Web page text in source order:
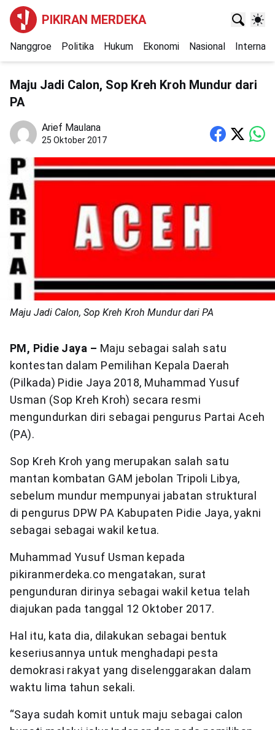
PIKIRAN MERDEKA
Nanggroe Politika Hukum Ekonomi Nasional
Maju Jadi Calon, Sop Kreh Kroh Mundur dari
PA
Arief Maulana
25 Oktober 2017
Maju Jadi Calon, Sop Kreh Kroh Mundur dari PA
PM, Pidie Jaya – Maju sebagai salah satu
kontestan dalam Pemilihan Kepala Daerah
(Pilkada) Pidie Jaya 2018, Muhammad Yusuf
Usman (Sop Kreh Kroh) secara resmi
mengundurkan diri sebagai pengurus Partai Aceh
(PA).
Sop Kreh Kroh yang merupakan salah satu
mantan kombatan GAM jebolan Tripoli Libya,
sebelum mundur mempunyai jabatan struktural
di pengurus DPW PA Kabupaten Pidie Jaya, yakni
sebagai sebagai wakil ketua.
Muhammad Yusuf Usman kepada
pikiranmerdeka.co mengatakan, surat
pengunduran dirinya sebagai wakil ketua telah
diajukan pada tanggal 12 Oktober 2017.
Hal itu, kata dia, dilakukan sebagai bentuk
keseriusannya untuk menghadapi pesta
demokrasi rakyat yang diselenggarakan dalam
waktu lima tahun sekali.
“Saya sudah komit untuk maju sebagai calon